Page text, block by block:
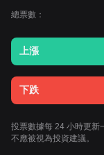
總票數：
上漲
下跌
投票數據每 24 小時更新
不應被視為投資建議。